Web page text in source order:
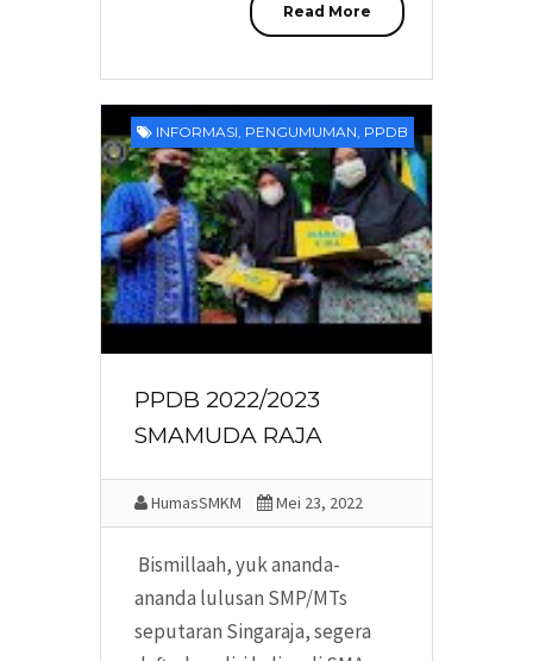
Read More
INFORMASI, PENGUMUMAN, PPDB
PPDB 2022/2023
SMAMUDA RAJA
HumasSMKM Mei 23, 2022
Bismillaah, yuk ananda-
ananda lulusan SMP/MTs
seputaran Singaraja, segera